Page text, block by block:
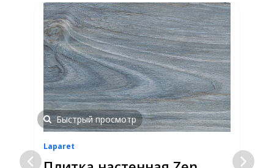
Быстрый просмотр
Laparet